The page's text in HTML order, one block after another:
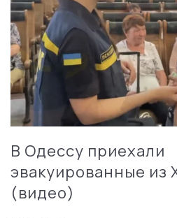
В Одессу приехали
эвакуированные из
(видео)